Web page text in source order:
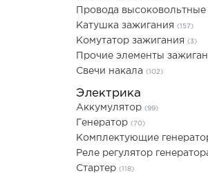
Провода высоковольтные
Катушка зажигания (157)
Комутатор зажигания (3)
Прочие элементы
Свечи накала (102)
Электрика
Аккумулятор (99)
Генератор (70)
Комплектующие
Реле регулятор
Стартер (118)